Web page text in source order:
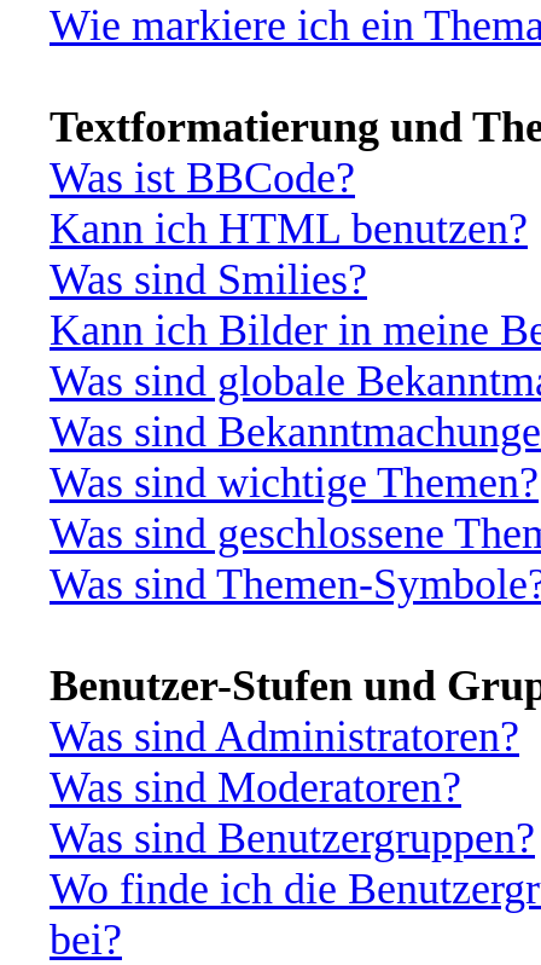
Wie markiere ich ein
Textformatierung und
Was ist BBCode?
Kann ich HTML benutzen?
Was sind Smilies?
Kann ich Bilder in meine
Was sind globale
Was sind
Was sind wichtige Themen?
Was sind geschlossene
Was sind Themen-
Benutzer-Stufen und
Was sind Administratoren?
Was sind Moderatoren?
Was sind Benutzergruppen?
Wo finde ich die
bei?